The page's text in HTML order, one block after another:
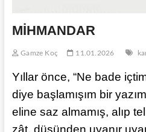
MİHMANDAR
Gamze Koç 11.01.2026
Yıllar önce, “Ne bade
diye başlamışım bir
eline saz almamış, alıp
zât, düşünden uyanır